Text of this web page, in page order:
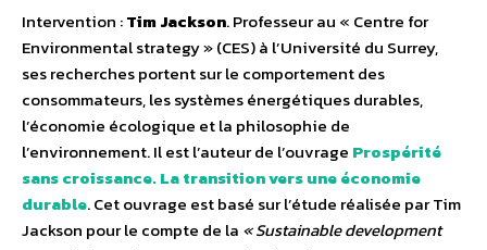
Intervention :Tim Jackson. Professeur au « Centre for
Environmental strategy » (CES) à l’Université du Surrey,
ses recherches portent sur le comportement des
consommateurs, les systèmes énergétiques durables,
l’économie écologique et la philosophie de
l’environnement. Il est l’auteur de l’ouvrage Prospérité
sans croissance. La transition vers une économie
durable. Cet ouvrage est basé sur l’étude réalisée par Tim
Jackson pour le compte de la « Sustainable development